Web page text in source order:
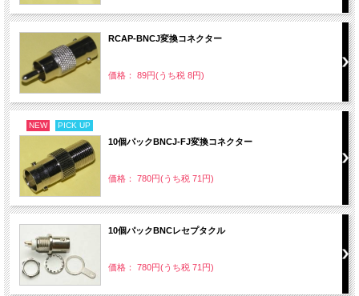
RCAP-BNCJ変換コネクター
価格： 89円(うち税 8円)
NEW PICK UP
10個パックBNCJ-FJ変換コネクター
価格： 780円(うち税 71円)
10個パックBNCレセプタクル
価格： 780円(うち税 71円)